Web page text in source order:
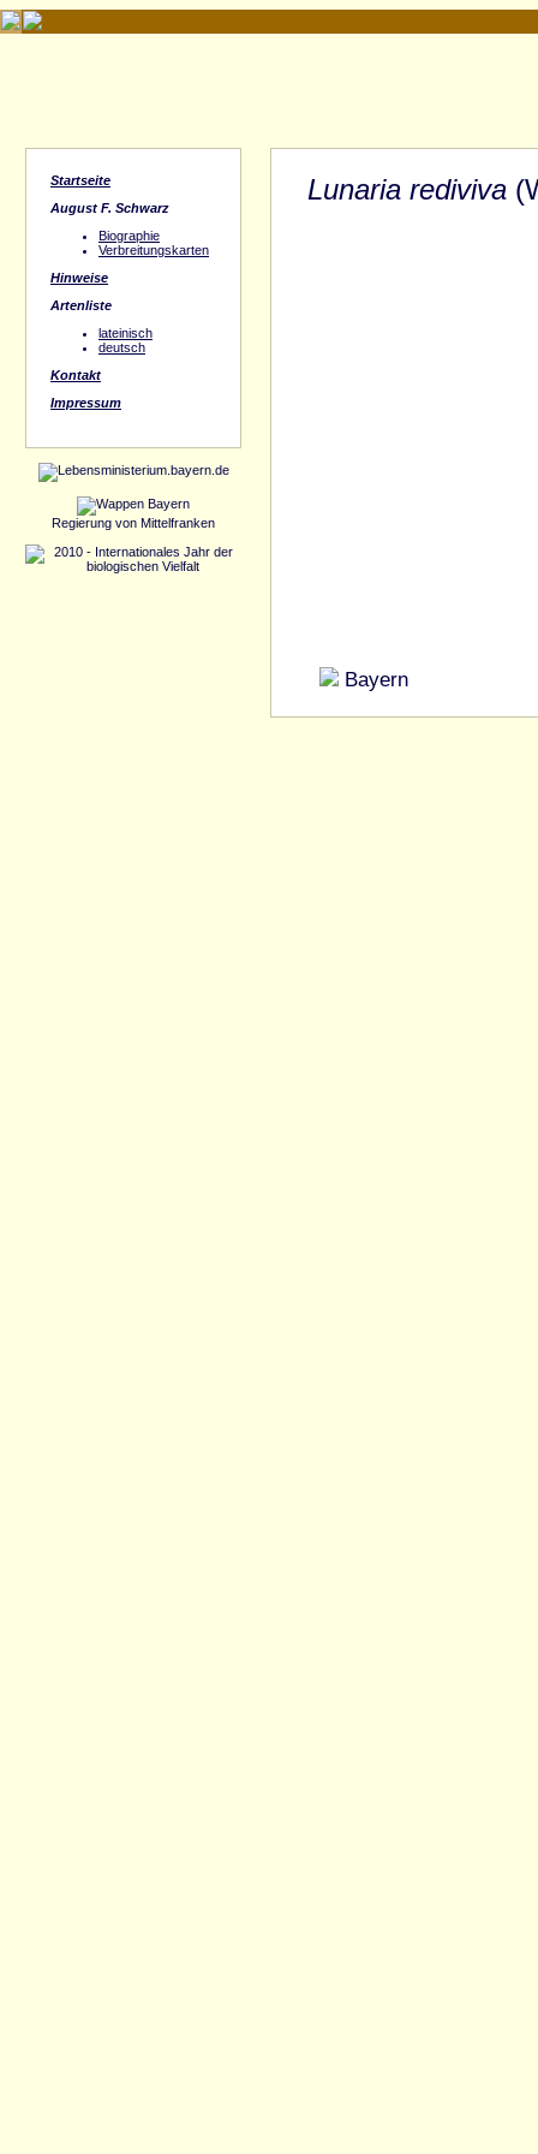
Startseite
August F. Schwarz
Biographie
Verbreitungskarten
Hinweise
Artenliste
lateinisch
deutsch
Kontakt
Impressum
Regierung von Mittelfranken
Lunaria rediviva
Bayern